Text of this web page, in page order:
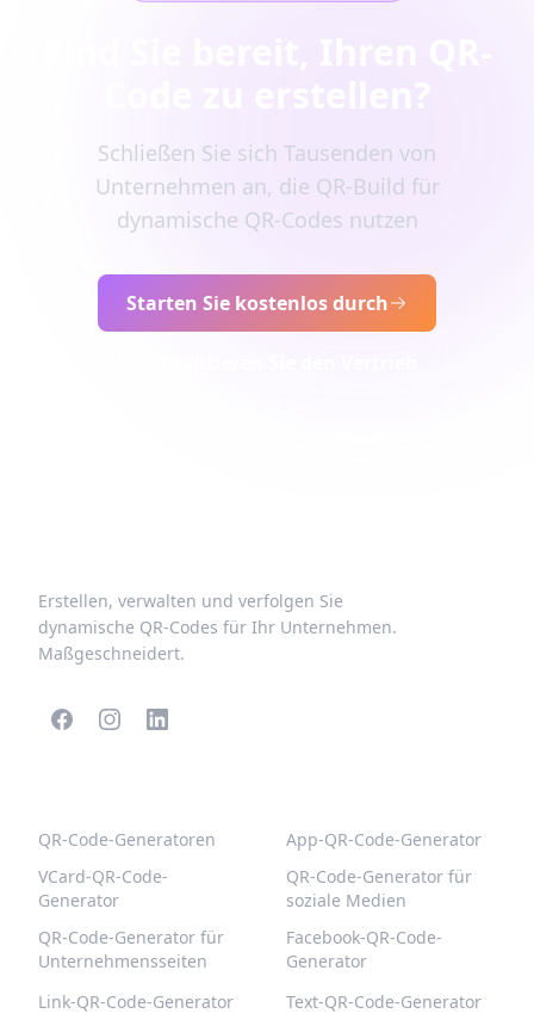
Schließen Sie sich Tausenden von
Unternehmen an, die QR-Build für
dynamische QR-Codes nutzen
Starten Sie kostenlos durch
Erstellen, verwalten und verfolgen Sie
dynamische QR-Codes für Ihr Unternehmen.
Maßgeschneidert.
QR-Code-Generatoren
VCard-QR-Code-
Generator
QR-Code-Generator für
Unternehmensseiten
Link-QR-Code-Generator
App-QR-Code-Generator
QR-Code-Generator für
soziale Medien
Facebook-QR-Code-
Generator
Text-QR-Code-Generator